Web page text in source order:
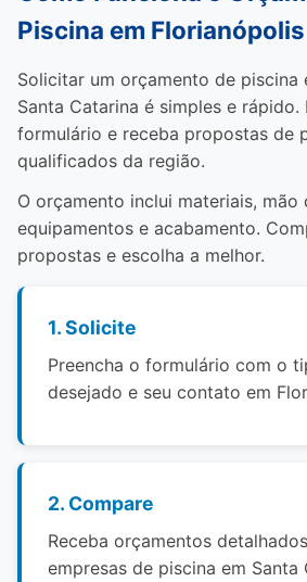
Piscina em Florianópolis
Solicitar um orçamento de piscina
Santa Catarina é simples e rápido.
formulário e receba propostas de
qualificados da região.
O orçamento inclui materiais, mão
equipamentos e acabamento.
propostas e escolha a melhor.
1. Solicite
Preencha o formulário com o
desejado e seu contato em
2. Compare
Receba orçamentos
empresas de piscina em Santa